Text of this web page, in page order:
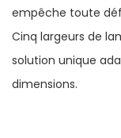
empêche toute
Cinq largeurs de
solution unique
dimensions.